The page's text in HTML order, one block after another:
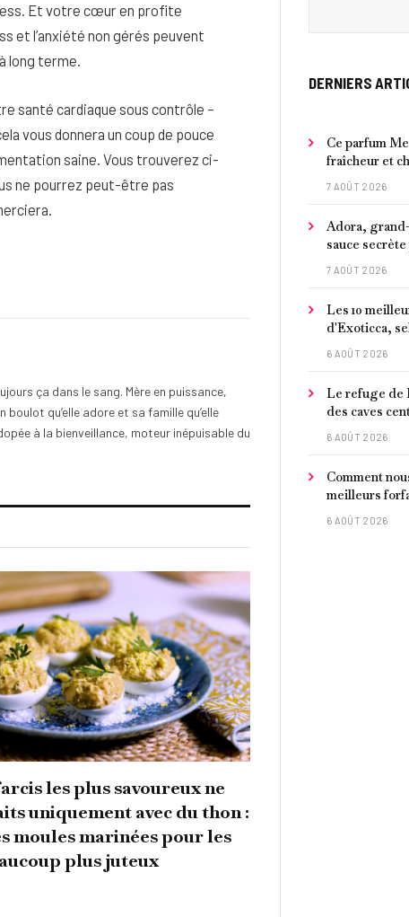
Et votre cœur en profite
et l’anxiété non gérés peuvent
long terme.
santé cardiaque sous contrôle –
vous donnera un coup de pouce
saine. Vous trouverez ci-
ne pourrez peut-être pas
ça dans le sang. Mère en puissance,
qu’elle adore et sa famille qu’elle
à la bienveillance, moteur inépuisable du
les plus savoureux ne
uniquement avec du thon :
moules marinées pour les
plus juteux
DERNIERS
Ce parfum
fraîcheur et
7 AOÛT 2026
Adora,
sauce
contient un
7 AOÛT 2026
Les 10
d'Exoticca,
6 AOÛT 2026
Le refuge de
des caves
l'entraîneur
6 AOÛT 2026
Comment
meilleurs
6 AOÛT 2026